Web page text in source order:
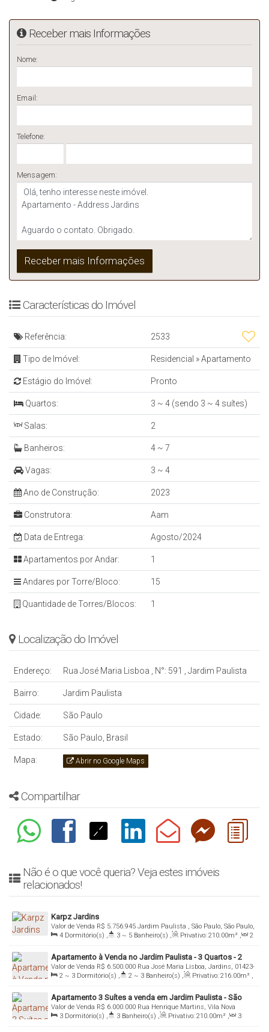
Receber mais Informações
Nome:
Email:
Telefone:
Mensagem:
Características do Imóvel
Referência: 2533
Tipo de Imóvel: Residencial »Apartamento
Estágio do Imóvel: Pronto
Quartos: 3 ~ 4 (sendo 3 ~ 4 suítes)
Salas: 2
Banheiros: 4 ~ 7
Vagas: 3 ~ 4
Ano de Construção: 2023
Construtora: Aam
Data de Entrega: Agosto/2024
Apartamentos por Andar: 1
Andares por Torre/Bloco: 15
Quantidade de Torres/Blocos: 1
Localização do Imóvel
Endereço: Rua José Maria Lisboa , N°: 591 , Jardim Paulista
Bairro: Jardim Paulista
Cidade: São Paulo
Estado: São Paulo, Brasil
Mapa: Abrir no Google Maps
Compartilhar
Não é o que você queria? Veja estes imóveis
relacionados!
Karpz Jardins
R$ 5.756.945
Valor de Venda
Jardim Paulista , São Paulo, São Paulo,
Brasil
4 Dormitório(s) , 3 ~ 5 Banheiro(s) , Privativo: 210.00m² ,
2
Sala(s) , 3 Suíte(s) , Total: 210.00m² , 3 ~ 4 Vaga(s) ,
Útil:
210.00m²
Apartamento à Venda no Jardim Paulista - 3 Quartos - 2
Suítes e 3 Vagas
R$ 6.500.000
Valor de Venda
Rua José Maria Lisboa, Jardins, 01423-
002, Jardim Paulista , São Paulo, São Paulo, Brasil
2 ~ 3 Dormitório(s) , 2 ~ 3 Banheiro(s) , Privativo: 216.00m² ,
2 Sala(s) , 2 Suíte(s) , Total: 216.00m² , 3 Vaga(s) ,
Útil:
216.00m²
Apartamento 3 Suítes a venda em Jardim Paulista - São
Paulo
R$ 6.000.000
Valor de Venda
Rua Henrique Martins, Vila Nova
Conceição, 04504-000, Jardim Paulista , São Paulo, São Paulo, Brasil
3 Dormitório(s) , 3 Banheiro(s) , Privativo: 210.00m² ,
3
Sala(s) , 3 Suíte(s) , Total: 210.00m² , 3 Vaga(s) ,
Útil: